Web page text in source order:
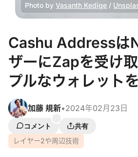
Photo by Vasanth Kedige /
Cashu Addressは
ザーにZapを受け
プルなウォレット
加藤 規新•2024年02月23日
コメント
共有
レイヤー2や周辺技術